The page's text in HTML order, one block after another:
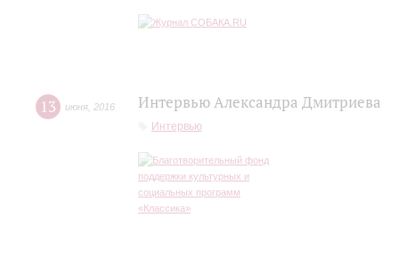
13 июня 2016 Интервью Александра Дмитриева
Интервью